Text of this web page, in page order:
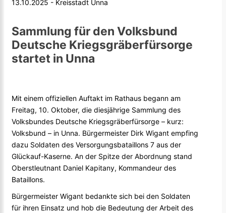
13.10.2025 - Kreisstadt Unna
Sammlung für den Volksbund
Deutsche Kriegsgräberfürsorge
startet in Unna
Mit einem offiziellen Auftakt im Rathaus begann am
Freitag, 10. Oktober, die diesjährige Sammlung des
Volksbundes Deutsche Kriegsgräberfürsorge – kurz:
Volksbund – in Unna. Bürgermeister Dirk Wigant empfing
dazu Soldaten des Versorgungsbataillons 7 aus der
Glückauf-Kaserne. An der Spitze der Abordnung stand
Oberstleutnant Daniel Kapitany, Kommandeur des
Bataillons.
Bürgermeister Wigant bedankte sich bei den Soldaten
für ihren Einsatz und hob die Bedeutung der Arbeit des